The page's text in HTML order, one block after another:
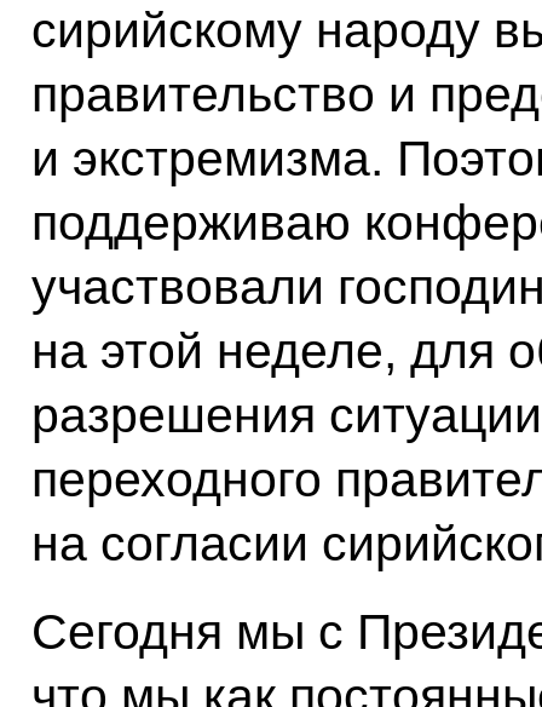
сирийскому народу
правительство и
и экстремизма.
поддерживаю
участвовали
на этой неделе, для
разрешения
переходного
на согласии
Сегодня мы с